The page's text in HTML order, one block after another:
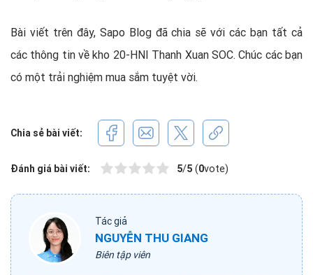
Bài viết trên đây, Sapo Blog đã chia sẽ với các bạn tất cả
các thông tin về kho 20-HNI Thanh Xuan SOC. Chúc các bạn
có một trải nghiệm mua sắm tuyệt vời.
Chia sẻ bài viết:
Đánh giá bài viết: 5/5 (0vote)
Tác giả
NGUYỄN THU GIANG
Biên tập viên